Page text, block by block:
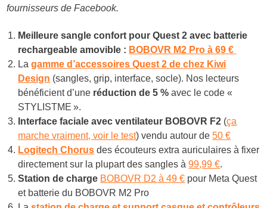
fournisseurs de Facebook.
Meilleure sangle confort pour Quest 2 avec batterie
rechargeable amovible : BOBOVR M2 Pro à 69 €
Lagamme d’accessoires Quest 2 de chez Kiwi
Design (sangles, grip, interface, socle). Nos lecteurs
bénéficient d’une réduction de 5 % avec le code «
STYLISTME ».
Interface faciale avec ventilateur BOBOVR F2 (ça
marche vraiment, voir le test) vendu autour de50 €
Logitech Chorus des écouteurs extra auriculaires à fixer
directement sur la plupart des sangles à99,99 €.
Station de charge BOBOVR D2 à 49 € pour Meta Quest
et batterie du BOBOVR M2 Pro